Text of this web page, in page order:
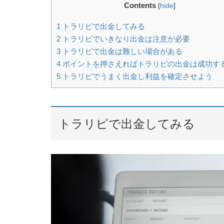
Contents [hide]
1 トラリピで出金してみる
2 トラリピでいきなり出金は注意が必要
3 トラリピで出金は難しい場合がある
4 ポイントを押さえればトラリピの出金は成功す
5 トラリピでうまく出金し利益を確定させよう
トラリピで出金してみる